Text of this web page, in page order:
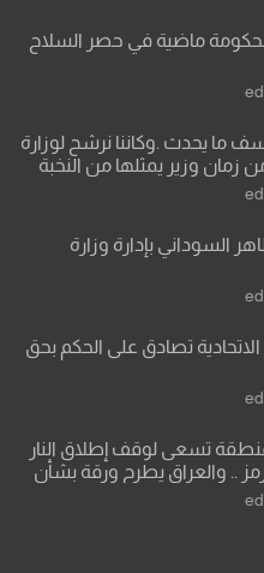
الحكومة ماضية في حصر السلاح
ما يحدث .وكاننا نرشح لوزارة
( الثقافة ) التي ماتت من زمان وزير يمثلها من النخبة
السوداني بإدارة وزارة
تصادق على الحكم بحق
تسعى لوقف إطلاق النار
.. والعراق يطرح ورقة بشأن